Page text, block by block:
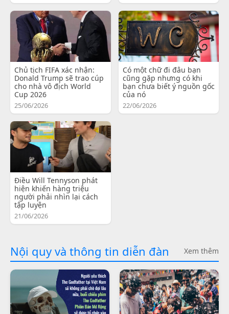
Chủ tịch FIFA xác nhận:
Donald Trump sẽ trao cúp
cho nhà vô địch World
Cup 2026
25/06/2026
Có một chữ đi đâu bạn
cũng gặp nhưng có khi
bạn chưa biết ý nguồn gốc
của nó
22/06/2026
Điều Will Tennyson phát
hiện khiến hàng triệu
người phải nhìn lại cách
tập luyện
21/06/2026
Nội quy và thông tin diễn đàn Xem thêm